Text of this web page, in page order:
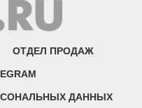
ОТДЕЛ ПРОДАЖ
ДАННЫХ